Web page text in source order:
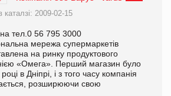
каталзі: 2009-02-15
тел.0 56 795 3000
мережа супермаркетів
на ринку продуктового
«Омега». Перший магазин було
в Дніпрі, і з того часу компанія
розширюючи свою